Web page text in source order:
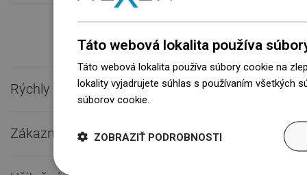
Rýchly kontakt 
Zákaznícky servis 
Táto webová lokalita používa
Táto webová lokalita používa súbory cookie na
lokality vyjadrujete súhlas s používaním všetkých
súborov cookie.
ZOBRAZIŤ PODROBNOSTI